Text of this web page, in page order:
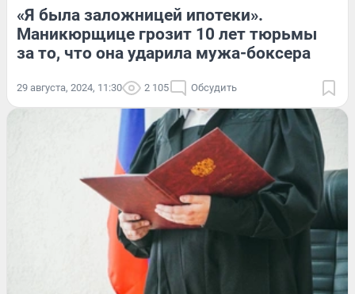
«Я была заложницей ипотеки».
Маникюрщице грозит 10 лет тюрьмы
за то, что она ударила мужа-боксера
29 августа, 2024, 11:30 2 105 Обсудить